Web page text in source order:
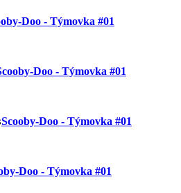
Doo - Týmovka #01
Doo - Týmovka #01
Scooby-Doo - Týmovka #01
Doo - Týmovka #01